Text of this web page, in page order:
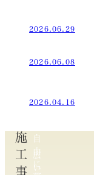
2026.06.29
2026.06.08
2026.04.16
広
い
自
由
に